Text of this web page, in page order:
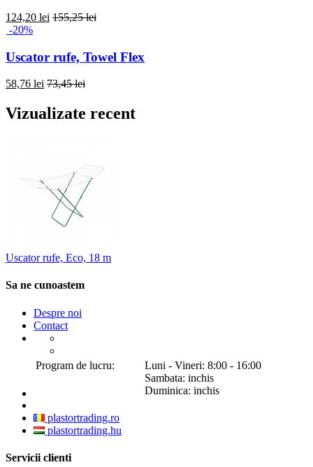
124,20 lei 155,25 lei
-20%
Uscator rufe, Towel Flex
58,76 lei 73,45 lei
Vizualizate recent
Uscator rufe, Eco, 18 m
Sa ne cunoastem
Despre noi
Contact
Program de lucru:
Luni - Vineri: 8:00 - 16:00
Sambata: inchis
Duminica: inchis
plastortrading.ro
plastortrading.hu
Servicii clienti